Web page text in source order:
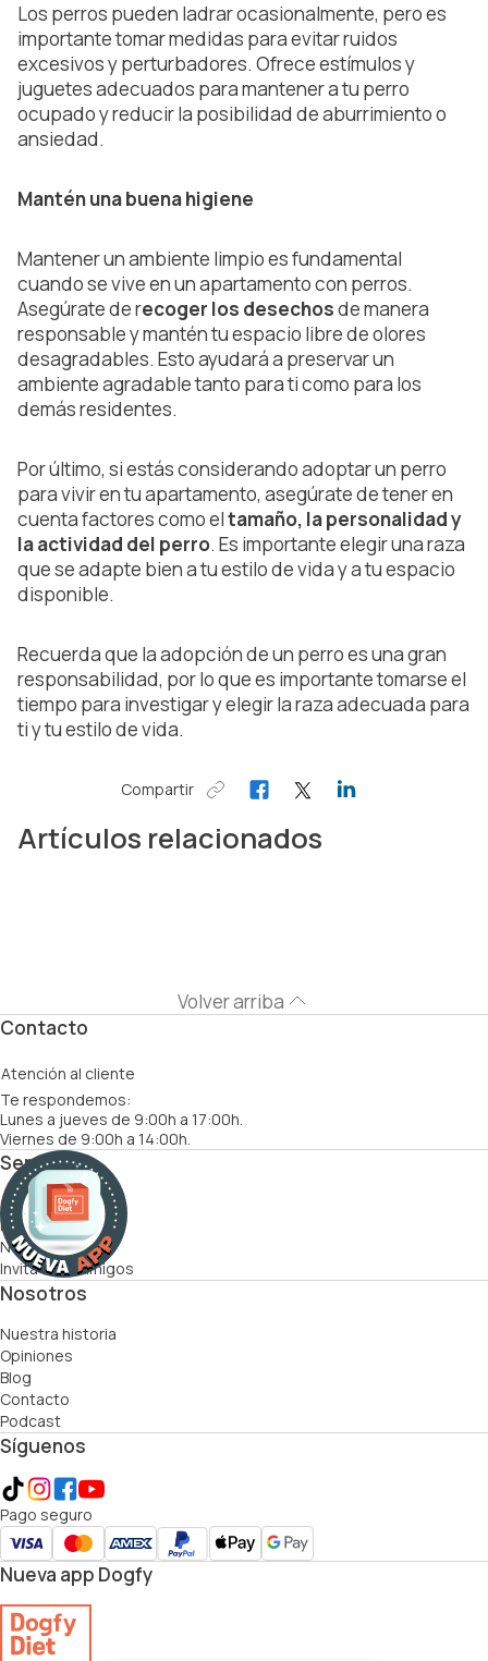
Los perros pueden ladrar ocasionalmente, pero es
importante tomar medidas para evitar ruidos
excesivos y perturbadores. Ofrece estímulos y
juguetes adecuados para mantener a tu perro
ocupado y reducir la posibilidad de aburrimiento o
ansiedad.
Mantén una buena higiene
Mantener un ambiente limpio es fundamental
cuando se vive en un apartamento con perros.
Asegúrate de recoger los desechosde manera
responsable y mantén tu espacio libre de olores
desagradables. Esto ayudará a preservar un
ambiente agradable tanto para ti como para los
demás residentes.
Por último, si estás considerando adoptar un perro
para vivir en tu apartamento, asegúrate de tener en
cuenta factores como eltamaño, la personalidad y
la actividad del perro. Es importante elegir una raza
que se adapte bien a tu estilo de vida y a tu espacio
disponible.
Recuerda que la adopción de un perro es una gran
responsabilidad, por lo que es importante tomarse el
tiempo para investigar y elegir la raza adecuada para
ti y tu estilo de vida.
Compartir
Artículos relacionados
Volver arriba
Contacto
Atención al cliente
Te respondemos:
Lunes a jueves de 9:00h a 17:00h.
Viernes de 9:00h a 14:00h.
Servicios
Cómo funciona
Recetas
Nutricionistas
Invita a tus amigos
Nosotros
Nuestra historia
Opiniones
Blog
Contacto
Podcast
Síguenos
Pago seguro
Nueva app Dogfy